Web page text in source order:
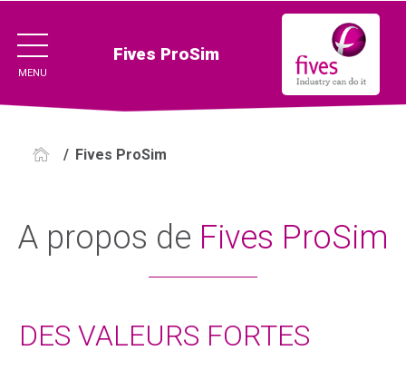
MENU
Fives ProSim
/ Fives ProSim
A propos de Fives ProSim
DES VALEURS FORTES